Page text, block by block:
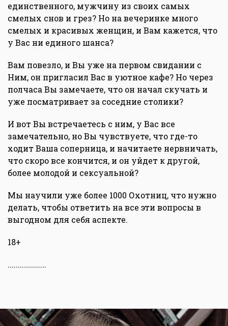
единственного, мужчину из своих самых
смелых снов и грез? Но на вечеринке много
смелых и красивых женщин, и Вам кажется, что
у Вас ни единого шанса?
Вам повезло, и Вы уже на первом свидании с
Ним, он пригласил Вас в уютное кафе? Но через
полчаса Вы замечаете, что он начал скучать и
уже посматривает за соседние столики?
И вот Вы встречаетесь с ним, у Вас все
замечательно, но Вы чувствуете, что где-то
ходит Ваша соперница, и начитаете нервничать,
что скоро все кончится, и он уйдет к другой,
более молодой и сексуальной?
Мы научили уже более 1000 Охотниц, что нужно
делать, чтобы ответить на все эти вопросы в
выгодном для себя аспекте.
18+
...................